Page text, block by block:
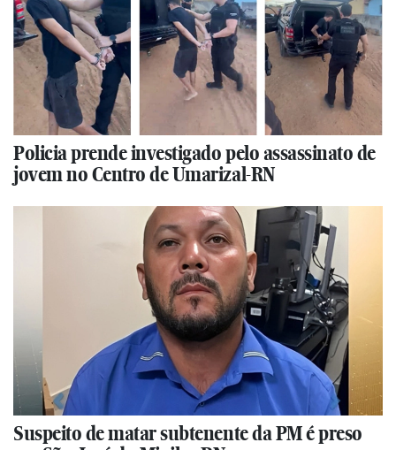
Policia prende investigado pelo assassinato de
jovem no Centro de Umarizal-RN
Suspeito de matar subtenente da PM é preso